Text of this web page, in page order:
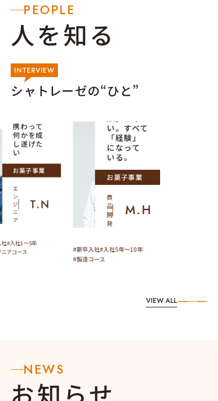
PEOPLE
人を知る
INTERVIEW
シャトレーゼの“ひと”
モノづく
りが好
き。ロボ
携わって
何かを成
し遂げた
い
お菓子事業
エ
ン
ジ
ニ
ア
T.N
社 入社1～5年
アコース
お菓子作
い。すべて
「経験」
になって
いる。
お菓子事業
商
品
開
発
M.H
新卒入社 入社5年～10年
製造コース
VIEW ALL
NEWS
お知らせ